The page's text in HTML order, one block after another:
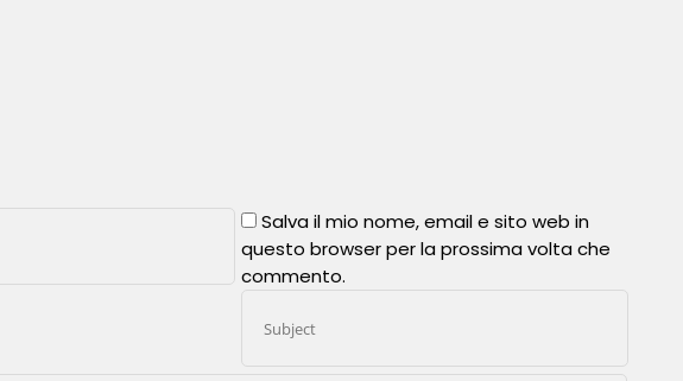
Salva il mio nome, email e sito web in
questo browser per la prossima volta che
commento.